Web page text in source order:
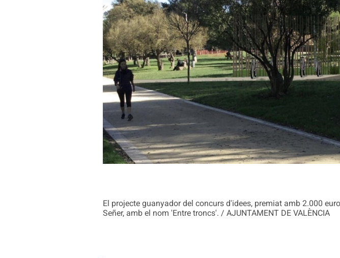
El projecte guanyador del concurs d'idees, premiat amb 2.000
Señer, amb el nom 'Entre troncs'. / AJUNTAMENT DE VALÈNCIA